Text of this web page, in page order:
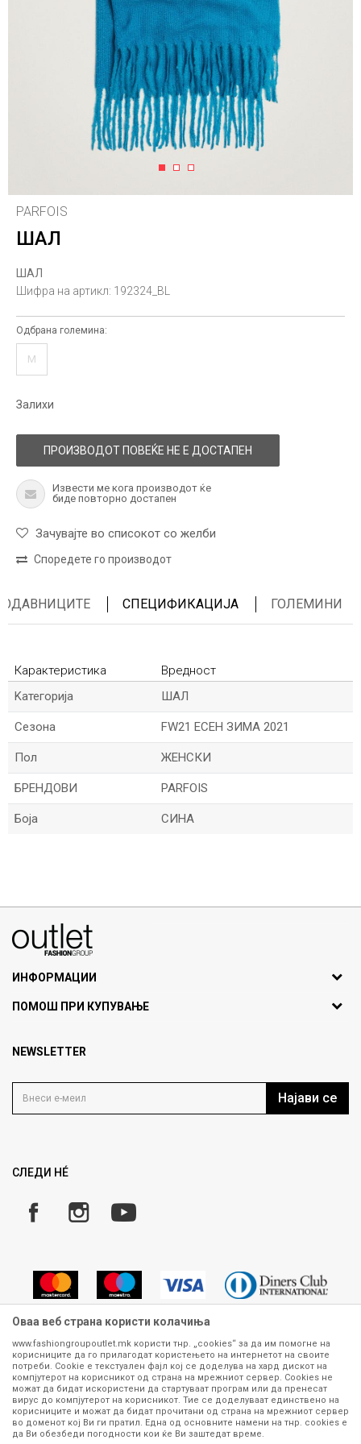
1 2 3
PARFOIS
ШАЛ
ШАЛ
Шифра на артикл: 192324_BL
Одбрана големина:
M
Залихи
ПРОИЗВОДОТ ПОВЕЌЕ НЕ Е ДОСТАПЕН
Извести ме кога производот ќе
биде повторно достапен
Зачувајте во списокот со желби
Споредете го производот
СПЕЦИФИКАЦИЈА ГОЛЕМИНИ
Карактеристика
Вредност
Kатегорија
ШАЛ
Сезона FW21 ЕСЕН ЗИМА 2021
Пол ЖЕНСКИ
БРЕНДОВИ PARFOIS
Боја СИНА
Е-меил
Порака
ИНФОРМАЦИИ
За нас
Продавница
Кариера
ПОМОШ ПРИ КУПУВАЊЕ
Политика на приватност
Како да купите
Замена и рефундација на производи
Плаќање
NEWSLETTER
Најави се
СЛЕДИ НÉ
Сите информации околу производите кои се изложени на нашата
онлајн продавница се стремиме да бидат конкретни, точни и прецизни,
меѓутоа не можеме да гарантираме дека се без ниту една грешка или
пак дека сите производи во моментот се достапни на залиха.
Фотографиите се најверодостојниот приказ на производот. Доколку
дојде до потреба за замена на производ или рефундација, процедурата
Оваа веб страна користи колачиња
www.fashiongroupoutlet.mk користи тнр. „cookies“ за да им помогне на
корисниците да го прилагодат користењето на интернетот на своите
потреби. Cookie е текстуален фајл кој се доделува на хард дискот на
компјутерот на корисникот од страна на мрежниот сервер. Cookies не
можат да бидат искористени да стартуваат програм или да пренесат
вирус до компјутерот на корисникот. Тие се доделуваат единствено на
корисниците и можат да бидат прочитани од страна на мрежниот сервер
во доменот кој Ви ги пратил. Една од основните намени на тнр. сookies е
да Ви обезбеди погодности кои ќе Ви заштедат време.